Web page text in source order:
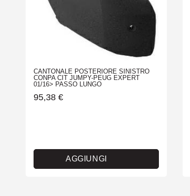
CANTONALE POSTERIORE SINISTRO
CONPA CIT JUMPY-PEUG EXPERT
01/16> PASSO LUNGO
95,38 €
AGGIUNGI